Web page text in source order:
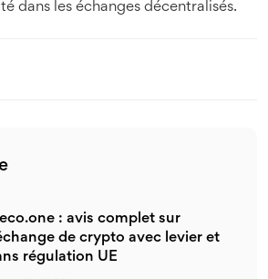
dans les échanges décentralisés.
: avis complet sur
de crypto avec levier et
régulation UE